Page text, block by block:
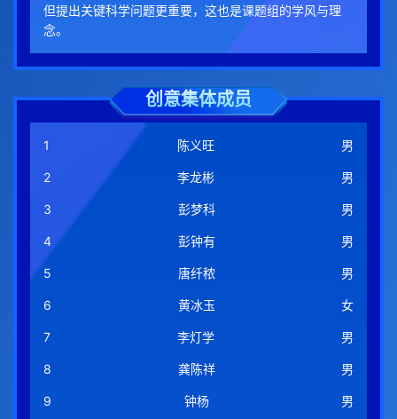
但提出关键科学问题更重要，这也是课题组的学风与理
念。
创意集体成员
1 陈义旺 男
2 李龙彬 男
3 彭梦科 男
4 彭钟有 男
5 唐纤秾 男
6 黄冰玉 女
7 李灯学 男
8 龚陈祥 男
9 钟杨 男